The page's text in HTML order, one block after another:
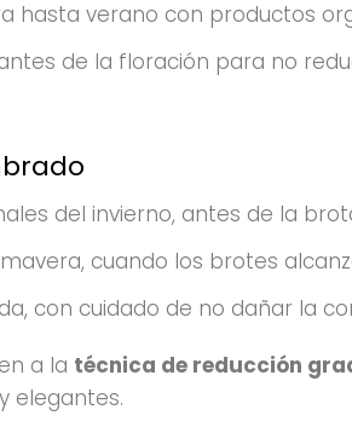
hasta verano con productos
de la floración para no
del invierno, antes de la
cuando los brotes
con cuidado de no dañar la
a la técnica de reducción
elegantes.